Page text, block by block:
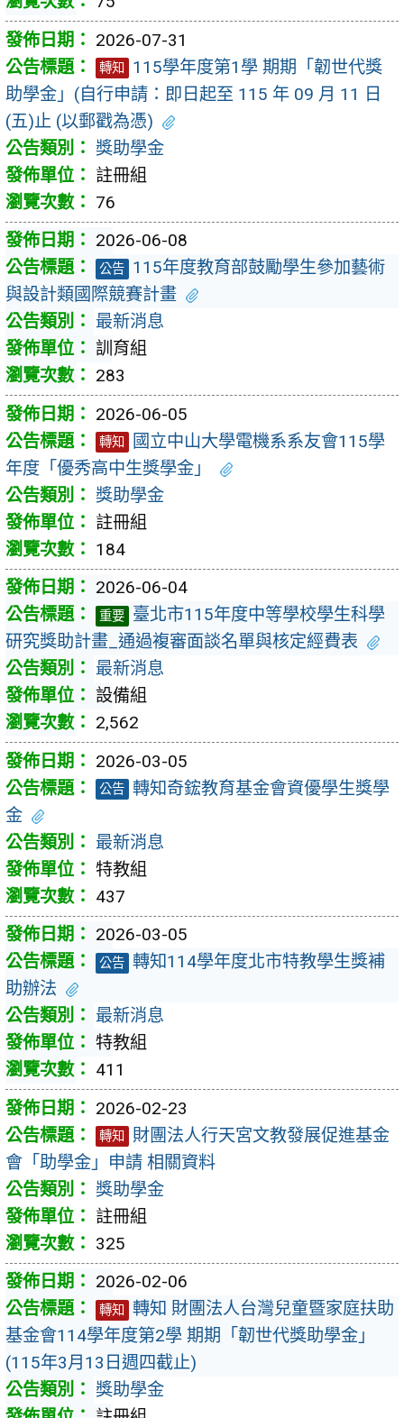
2026-07-31
轉知
115學年度第1學 期期「韌世代獎
助學金」(自行申請：即日起至 115 年 09 月 11 日
(五)止 (以郵戳為憑)
獎助學金
註冊組
76
2026-06-08
公告 115年度教育部鼓勵學生參加藝術
與設計類國際競賽計畫
最新消息
訓育組
283
2026-06-05
轉知
國立中山大學電機系系友會115學
年度「優秀高中生獎學金」
獎助學金
註冊組
184
2026-06-04
重要 臺北市115年度中等學校學生科學
研究獎助計畫_通過複審面談名單與核定經費表
最新消息
設備組
2,562
2026-03-05
公告 轉知奇鋐教育基金會資優學生獎學
金
最新消息
特教組
437
2026-03-05
公告 轉知114學年度北市特教學生獎補
助辦法
最新消息
特教組
411
2026-02-23
轉知
財團法人行天宮文教發展促進基金
會「助學金」申請 相關資料
獎助學金
註冊組
325
2026-02-06
轉知
轉知 財團法人台灣兒童暨家庭扶助
基金會114學年度第2學 期期「韌世代獎助學金」
(115年3月13日週四截止)
獎助學金